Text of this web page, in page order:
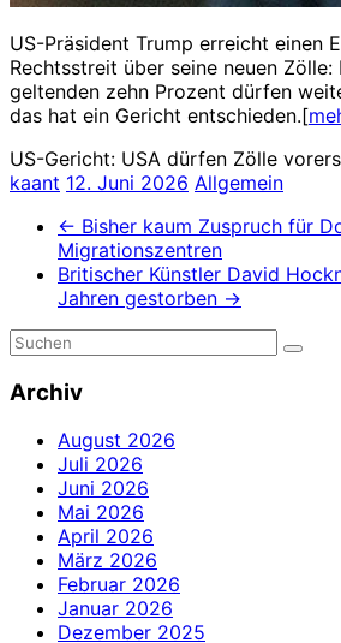
US-Präsident Trump erreicht einen
Rechtsstreit über seine neuen Zölle:
geltenden zehn Prozent dürfen
das hat ein Gericht entschieden.[
US-Gericht: USA dürfen Zölle
kaant 12. Juni 2026 Allgemein
← Bisher kaum Zuspruch für
Migrationszentren
Britischer Künstler David
Jahren gestorben →
Archiv
August 2026
Juli 2026
Juni 2026
Mai 2026
April 2026
März 2026
Februar 2026
Januar 2026
Dezember 2025